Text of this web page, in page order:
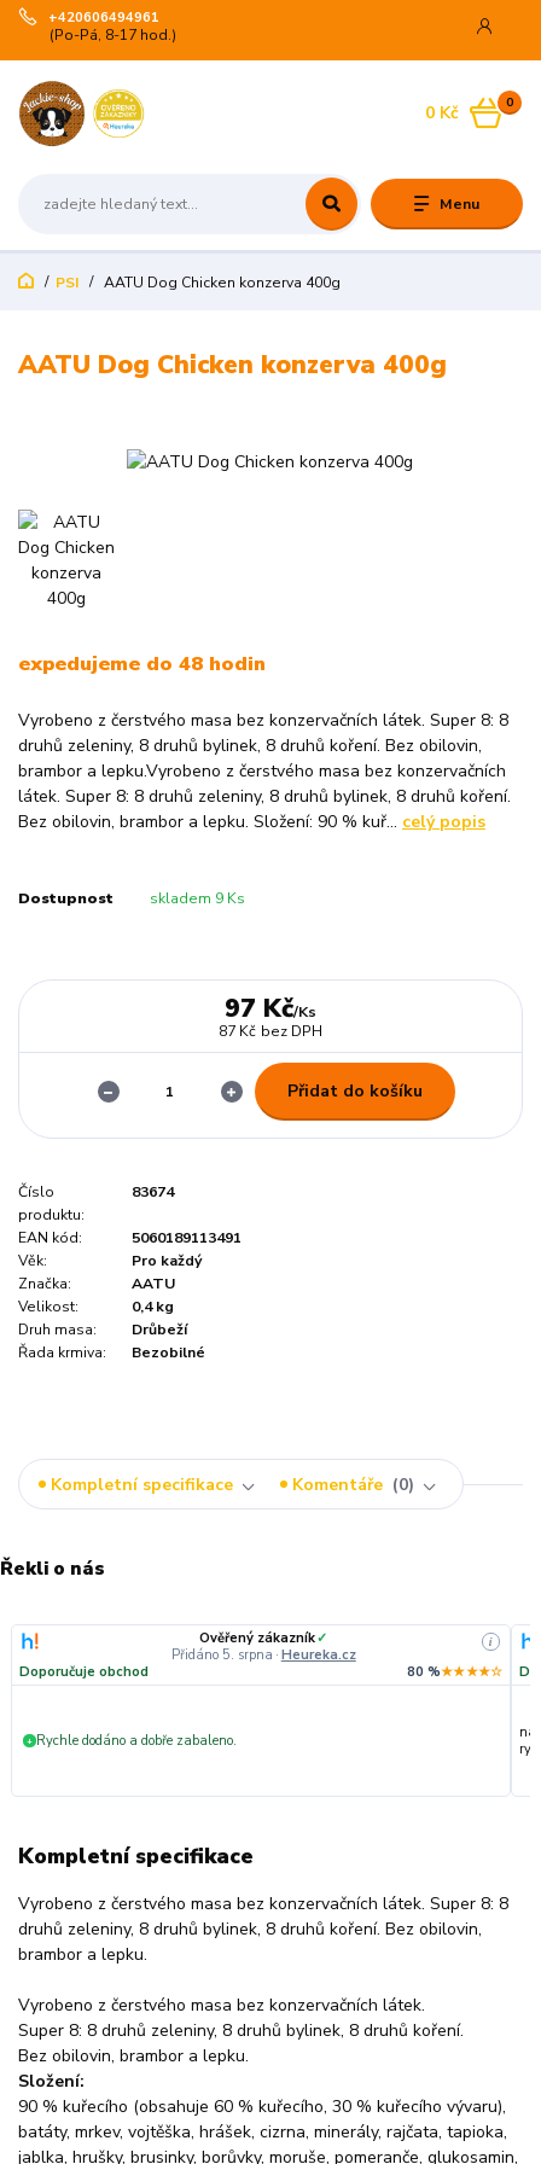
Menu
+420606494961
(Po-Pá, 8-17 hod.)
0
0 Kč
PSI AATU Dog Chicken konzerva 400g
AATU Dog Chicken konzerva 400g
expedujeme do 48 hodin
Vyrobeno z čerstvého masa bez konzervačních látek. Super 8: 8
druhů zeleniny, 8 druhů bylinek, 8 druhů koření. Bez obilovin,
brambor a lepku.Vyrobeno z čerstvého masa bez konzervačních
látek. Super 8: 8 druhů zeleniny, 8 druhů bylinek, 8 druhů koření.
Bez obilovin, brambor a lepku. Složení: 90 % kuř... celý popis
Dostupnost skladem 9 Ks
97 Kč/Ks
87 Kč bez DPH
Přidat do košíku
Číslo
produktu:
83674
EAN kód:
5060189113491
Věk:
Pro každý
Značka:
AATU
Velikost:
0,4 kg
Druh masa:
Drůbeží
Řada krmiva:
Bezobilné
Kompletní specifikace Komentáře 0
Řekli o nás
Ověřený zákazník✓
Přidáno 5. srpna · Heureka.cz
i
Doporučuje obchod 80 %★★★★☆
+ Rychle dodáno a dobře zabaleno.
Kompletní specifikace
Vyrobeno z čerstvého masa bez konzervačních látek. Super 8: 8
druhů zeleniny, 8 druhů bylinek, 8 druhů koření. Bez obilovin,
brambor a lepku.
Vyrobeno z čerstvého masa bez konzervačních látek.
Super 8: 8 druhů zeleniny, 8 druhů bylinek, 8 druhů koření.
Bez obilovin, brambor a lepku.
Složení:
90 % kuřecího (obsahuje 60 % kuřecího, 30 % kuřecího vývaru),
batáty, mrkev, vojtěška, hrášek, cizrna, minerály, rajčata, tapioka,
jablka, hrušky, brusinky, borůvky, moruše, pomeranče, glukosamin,